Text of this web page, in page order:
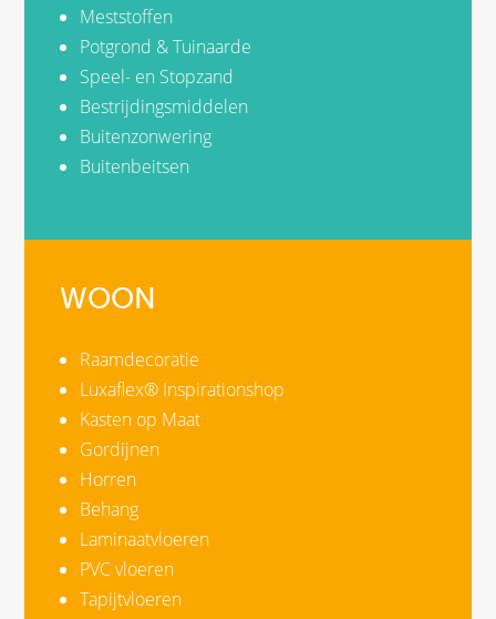
Meststoffen
Potgrond & Tuinaarde
Speel- en Stopzand
Bestrijdingsmiddelen
Buitenzonwering
Buitenbeitsen
WOON
Raamdecoratie
Luxaflex® Inspirationshop
Kasten op Maat
Gordijnen
Horren
Behang
Laminaatvloeren
PVC vloeren
Tapijtvloeren